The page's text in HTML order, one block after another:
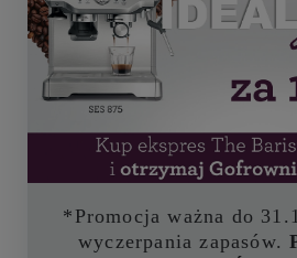
*Promocja ważna do
wyczerpania zapasów.